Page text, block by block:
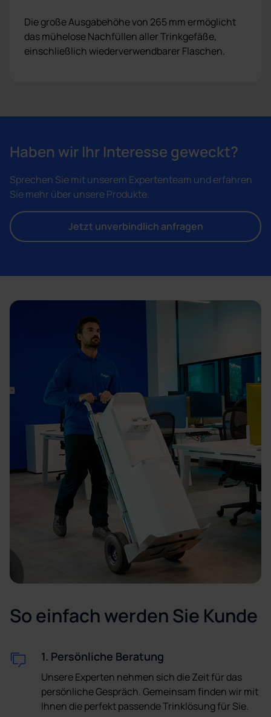
Die große Ausgabehöhe von 265 mm ermöglicht
das mühelose Nachfüllen aller Trinkgefäße,
einschließlich wiederverwendbarer Flaschen.
Haben wir Ihr Interesse geweckt?
Sprechen Sie mit unserem Expertenteam und erfahren
Sie mehr über unsere Produkte.
Jetzt unverbindlich anfragen
So einfach werden Sie Kunde
1. Persönliche Beratung
Unsere Experten nehmen sich die Zeit für das
persönliche Gespräch. Gemeinsam finden wir mit
Ihnen die perfekt passende Trinklösung für Sie.